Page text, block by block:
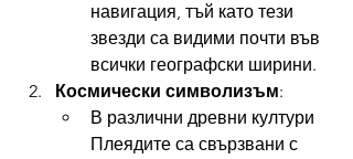
навигация, тъй като тези
звезди са видими почти във
всички географски ширини.
Космически символизъм:
В различни древни култури
Плеядите са свързвани с